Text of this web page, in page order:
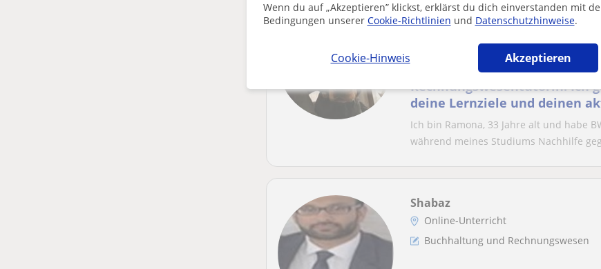
Wenn du auf „Akzeptieren” klickst, erklärst du dich einverstanden mit
Bedingungen unserer Cookie-Richtlinien und Datenschutzhinweise.
Cookie-Hinweis Akzeptieren
Ramona
Online-Unterricht
Buchhaltung und Rechnungswesen
Rechnungswesentutorin. Ich
deine Lernziele und deinen
ein
Ich bin Ramona, 33 Jahre alt und habe
während meines Studiums Nachhilfe
Shabaz
Online-Unterricht
Buchhaltung und Rechnungswesen